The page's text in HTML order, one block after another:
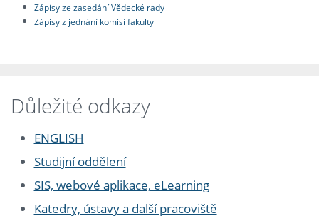
Zápisy ze zasedání Vědecké rady
Zápisy z jednání komisí fakulty
Důležité odkazy
ENGLISH
Studijní oddělení
SIS, webové aplikace, eLearning
Katedry, ústavy a další pracoviště